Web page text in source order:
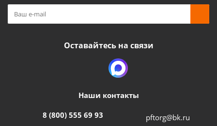
Оставайтесь на связи
Наши контакты
8 (800) 555 69 93 pftorg@bk.ru